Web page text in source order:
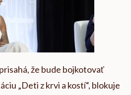
že bude bojkotovať
„Deti z krvi a kostí“, blokuje